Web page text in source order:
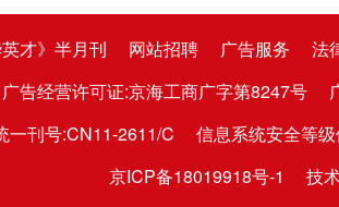
才》半月刊 网站招聘 广告服务 法
广告经营许可证:京海工商广字第8247号
一刊号:CN11-2611/C 信息系统安全等
京ICP备18019918号-1
技